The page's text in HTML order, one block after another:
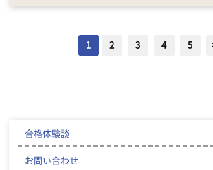
1 2 3 4 5
合格体験談
お問い合わせ